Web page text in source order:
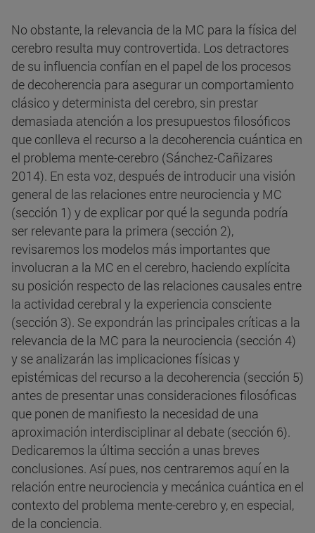
No obstante, la relevancia de la MC para la física del
cerebro resulta muy controvertida. Los detractores
de su influencia confían en el papel de los procesos
de decoherencia para asegurar un comportamiento
clásico y determinista del cerebro, sin prestar
demasiada atención a los presupuestos filosóficos
que conlleva el recurso a la decoherencia cuántica en
el problema mente-cerebro (Sánchez-Cañizares
2014). En esta voz, después de introducir una visión
general de las relaciones entre neurociencia y MC
(sección 1) y de explicar por qué la segunda podría
ser relevante para la primera (sección 2),
revisaremos los modelos más importantes que
involucran a la MC en el cerebro, haciendo explícita
su posición respecto de las relaciones causales entre
la actividad cerebral y la experiencia consciente
(sección 3). Se expondrán las principales críticas a la
relevancia de la MC para la neurociencia (sección 4)
y se analizarán las implicaciones físicas y
epistémicas del recurso a la decoherencia (sección 5)
antes de presentar unas consideraciones filosóficas
que ponen de manifiesto la necesidad de una
aproximación interdisciplinar al debate (sección 6).
Dedicaremos la última sección a unas breves
conclusiones. Así pues, nos centraremos aquí en la
relación entre neurociencia y mecánica cuántica en el
contexto del problema mente-cerebro y, en especial,
de la conciencia.